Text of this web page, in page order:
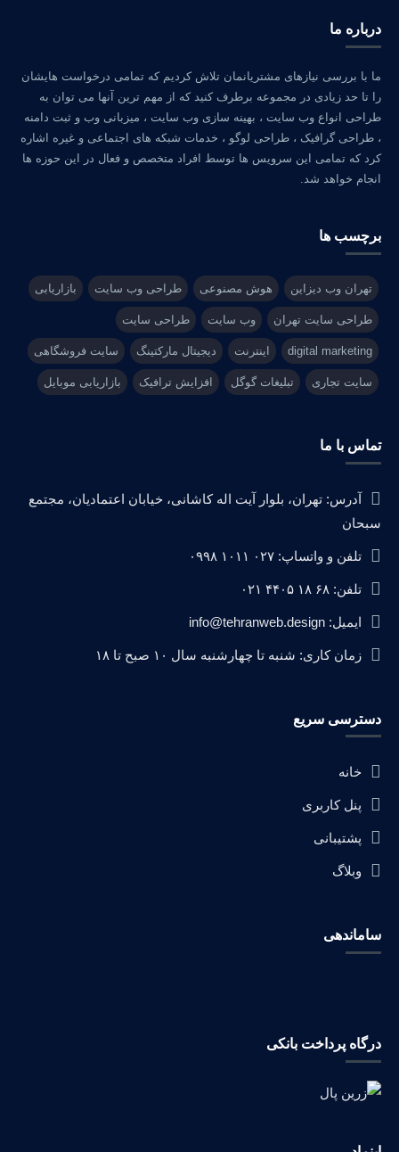
درباره ما
ما با بررسی نیازهای مشتریانمان تلاش کردیم که تمامی درخواست هایشان
را تا حد زیادی در مجموعه برطرف کنید که از مهم ترین آنها می توان به
طراحی انواع وب سایت ، بهینه سازی وب سایت ، میزبانی وب و ثبت دامنه
، طراحی گرافیک ، طراحی لوگو ، خدمات شبکه های اجتماعی و غیره اشاره
کرد که تمامی این سرویس ها توسط افراد متخصص و فعال در این حوزه ها
انجام خواهد شد.
برچسب ها
تهران وب دیزاین هوش مصنوعی طراحی وب سایت بازاریابی
طراحی سایت تهران وب سایت طراحی سایت
digital marketing اینترنت دیجیتال مارکتینگ سایت فروشگاهی
سایت تجاری تبلیغات گوگل افزایش ترافیک بازاریابی موبایل
تماس با ما
آدرس: تهران، بلوار آیت اله کاشانی، خیابان اعتمادیان، مجتمع
سبحان
تلفن و واتساپ: ۰۲۷ ۱۰۱۱ ۰۹۹۸
تلفن: ۶۸ ۱۸ ۴۴۰۵ ۰۲۱
ایمیل: info@tehranweb.design
زمان کاری: شنبه تا چهارشنبه سال ۱۰ صبح تا ۱۸
دسترسی سریع
خانه
پنل کاربری
پشتیبانی
وبلاگ
ساماندهی
درگاه پرداخت بانکی